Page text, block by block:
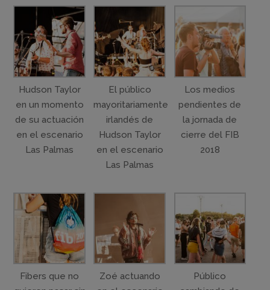
Hudson Taylor
en un momento
de su actuación
en el escenario
Las Palmas
El público
mayoritariamente
irlandés de
Hudson Taylor
en el escenario
Las Palmas
Los medios
pendientes de
la jornada de
cierre del FIB
2018
Fibers que no
Zoé actuando
Público